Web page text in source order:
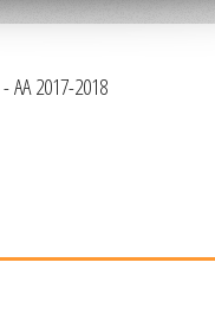
AA 2017-2018